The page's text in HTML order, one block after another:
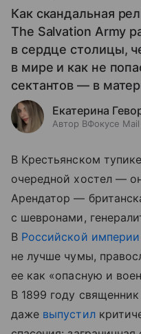
Как скандальная
The Salvation Army
в сердце столицы,
в мире и как не
сектантов — в
Екатерина
Автор ВФокусе Mail
В Крестьянском
очередной хостел —
Арендатор —
с шевронами,
В Российской империи
не лучше чумы,
ее как «опасную и
В 1899 году
даже выпустил